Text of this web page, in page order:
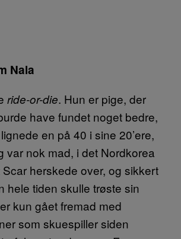
Nala
ride-or-die. Hun er pige, der
have fundet noget bedre,
en på 40 i sine 20’ere,
var nok mad, i det Nordkorea
herskede over, og sikkert
hele tiden skulle trøste sin
kun gået fremad med
som skuespiller siden